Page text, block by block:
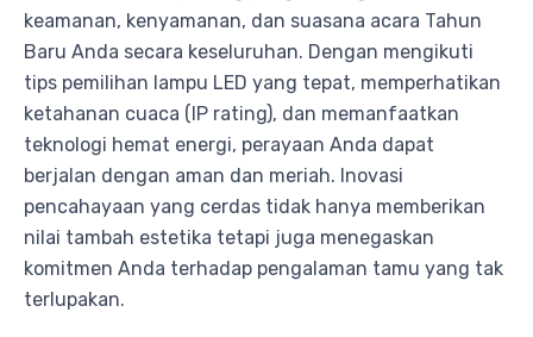
keamanan, kenyamanan, dan suasana acara Tahun
Baru Anda secara keseluruhan. Dengan mengikuti
tips pemilihan lampu LED yang tepat, memperhatikan
ketahanan cuaca (IP rating), dan memanfaatkan
teknologi hemat energi, perayaan Anda dapat
berjalan dengan aman dan meriah. Inovasi
pencahayaan yang cerdas tidak hanya memberikan
nilai tambah estetika tetapi juga menegaskan
komitmen Anda terhadap pengalaman tamu yang tak
terlupakan.